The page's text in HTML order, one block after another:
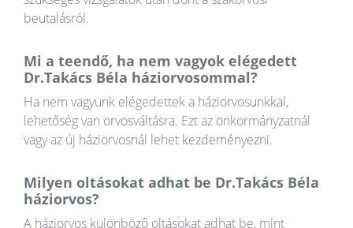
beutalásról.
Mi a teendő, ha nem vagyok elégedett
Dr.Takács Béla háziorvosommal?
Ha nem vagyunk elégedettek a háziorvosunkkal,
lehetőség van orvosváltásra. Ezt az önkormányzatnál
vagy az új háziorvosnál lehet kezdeményezni.
Milyen oltásokat adhat be Dr.Takács Béla
háziorvos?
A háziorvos különböző oltásokat adhat be, mint